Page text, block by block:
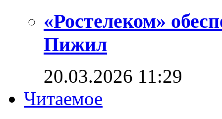
«Ростелеком»
Пижил
20.03.2026 11:29
Читаемое